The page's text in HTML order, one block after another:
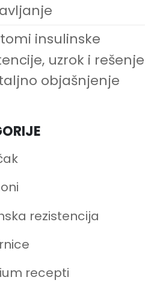
insulinske
uzrok i rešenje
objašnjenje
rezistencija
recepti